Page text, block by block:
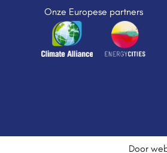
Onze Europese partners
Door